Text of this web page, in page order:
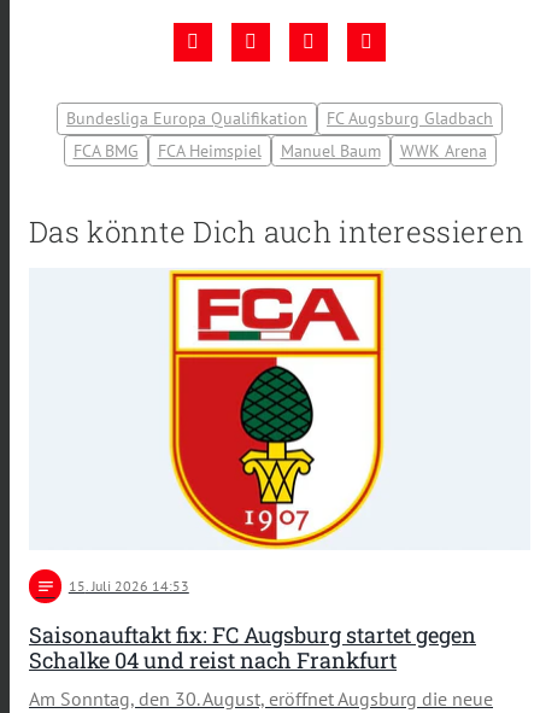
Bundesliga Europa Qualifikation
FC Augsburg Gladbach
FCA BMG
FCA Heimspiel Manuel Baum WWK Arena
Das könnte Dich auch interessieren
notes 15 . Juli 2026 14:53
Saisonauftakt fix: FC Augsburg startet gegen
Schalke 04 und reist nach Frankfurt
Am Sonntag, den 30. August, eröffnet Augsburg die neue